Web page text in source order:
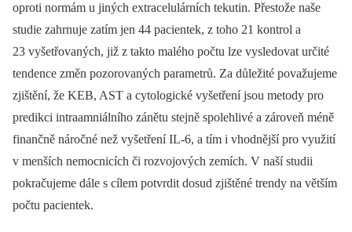
oproti normám u jiných extracelulárních tekutin. Přestože naše
studie zahrnuje zatím jen 44 pacientek, z toho 21 kontrol a
23 vyšetřovaných, již z takto malého počtu lze vysledovat určité
tendence změn pozorovaných parametrů. Za důležité považujeme
zjištění, že KEB, AST a cytologické vyšetření jsou metody pro
predikci intraamniálního zánětu stejně spolehlivé a zároveň méně
finančně náročné než vyšetření IL-6, a tím i vhodnější pro využití
v menších nemocnicích či rozvojových zemích. V naší studii
pokračujeme dále s cílem potvrdit dosud zjištěné trendy na větším
počtu pacientek.